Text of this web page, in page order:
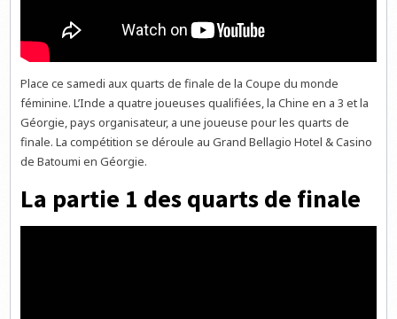
Place ce samedi aux quarts de finale de la Coupe du monde
féminine. L’Inde a quatre joueuses qualifiées, la Chine en a 3 et la
Géorgie, pays organisateur, a une joueuse pour les quarts de
finale. La compétition se déroule au Grand Bellagio Hotel & Casino
de Batoumi en Géorgie.
La partie 1 des quarts de finale